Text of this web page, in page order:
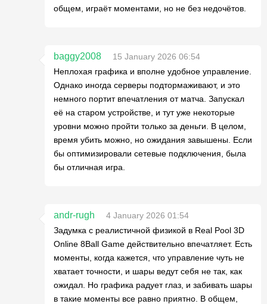
общем, играёт моментами, но не без недочётов.
baggy2008
15 January 2026 06:54
Неплохая графика и вполне удобное управление.
Однако иногда серверы подтормаживают, и это
немного портит впечатления от матча. Запускал
её на старом устройстве, и тут уже некоторые
уровни можно пройти только за деньги. В целом,
время убить можно, но ожидания завышены. Если
бы оптимизировали сетевые подключения, была
бы отличная игра.
andr-rugh
4 January 2026 01:54
Задумка с реалистичной физикой в Real Pool 3D
Online 8Ball Game действительно впечатляет. Есть
моменты, когда кажется, что управление чуть не
хватает точности, и шары ведут себя не так, как
ожидал. Но графика радует глаз, и забивать шары
в такие моменты все равно приятно. В общем,